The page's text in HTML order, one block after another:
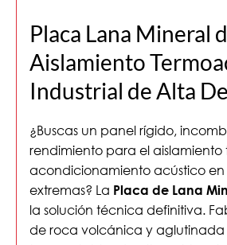
Placa Lana Mineral
Aislamiento
Industrial de Alta
¿Buscas un panel rígido,
rendimiento para el aislamiento
acondicionamiento acústico
extremas? La Placa de Lana
la solución técnica definitiva.
de roca volcánica y aglutinada